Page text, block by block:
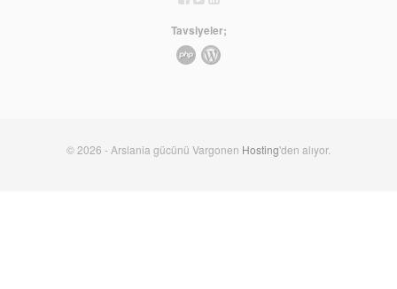
Tavsiyeler;
© 2026 - Arslania gücünü Vargonen Hosting'den alıyor.